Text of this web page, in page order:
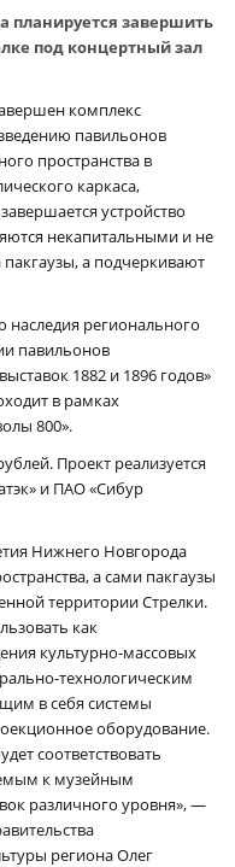
планируется завершить
под концертный зал
комплекс
павильонов
пространства в
каркаса,
устройство
некапитальными и не
а подчеркивают
наследия регионального
павильонов
1882 и 1896 годов»
в рамках
800».
Проект реализуется
и ПАО «Сибур
Нижнего Новгорода
а сами пакгаузы
территории Стрелки.
как
культурно-массовых
технологическим
в себя системы
оборудование.
соответствовать
к музейным
различного уровня», —
региона Олег